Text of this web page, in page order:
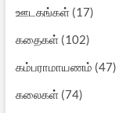
ஊடகங்கள்(17)
கதைகள்(102)
கம்பராமாயணம் (47)
கலைகள்(74)